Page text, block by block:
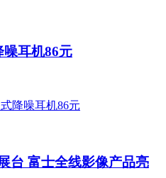
噪耳机86元
台 富士全线影像产品亮